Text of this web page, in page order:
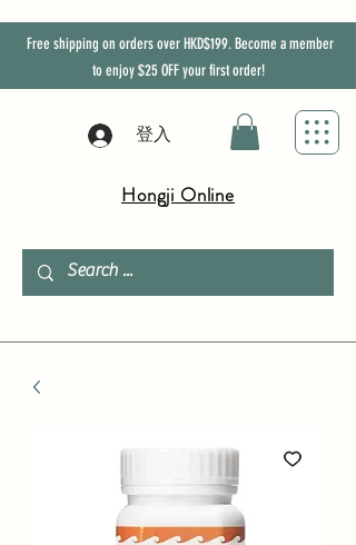
Free shipping on orders over HKD$199. Become a member
to enjoy$25 OFFyour first order!
登入
Hongji Online